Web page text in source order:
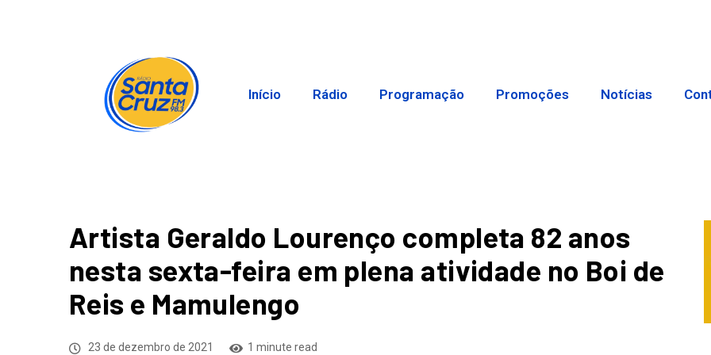
Início Rádio Programação Promoções Notícias
Artista Geraldo Lourenço completa 82 anos
nesta sexta-feira em plena atividade no Boi de
Reis e Mamulengo
23 de dezembro de 2021 1 minute read